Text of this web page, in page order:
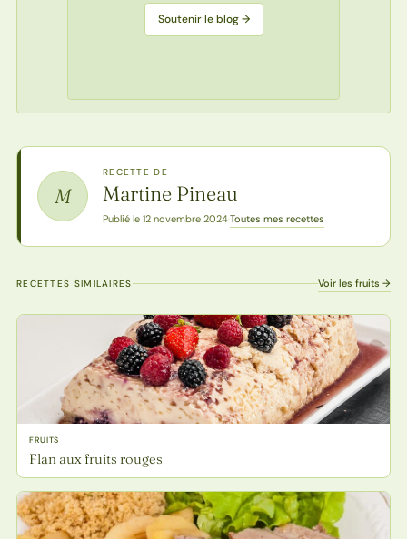
Soutenir le blog →
M
RECETTE DE
Martine Pineau
Publié le 12 novembre 2024·Toutes mes recettes
RECETTES SIMILAIRES Voir les fruits →
FRUITS
Flan aux fruits rouges